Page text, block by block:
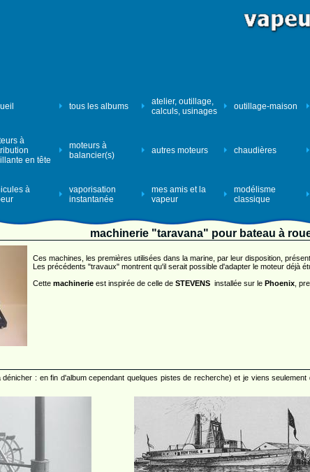
tous les albums
atelier, outillage,
calculs, usinages
outillage-maison
à
en tête
moteurs à
balancier(s)
autres moteurs chaudières
à
vaporisation
instantanée
mes amis et la
vapeur
modélisme
classique
machinerie "taravana" pour bateau à
Ces machines, les premières utilisées dans la marine, par leur disposition,
Les précédents "travaux" montrent qu'il serait possible d'adapter le moteur déjà
Cette machinerie est inspirée de celle de STEVENS installée sur le Phoenix ,
dénicher : en fin d'album cependant quelques pistes de recherche) et je viens